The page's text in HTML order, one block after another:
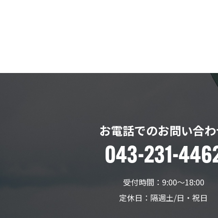
お電話でのお問い合
043-231-
受付時間：9:00〜18:00
定休日：隔週土/日・祝日